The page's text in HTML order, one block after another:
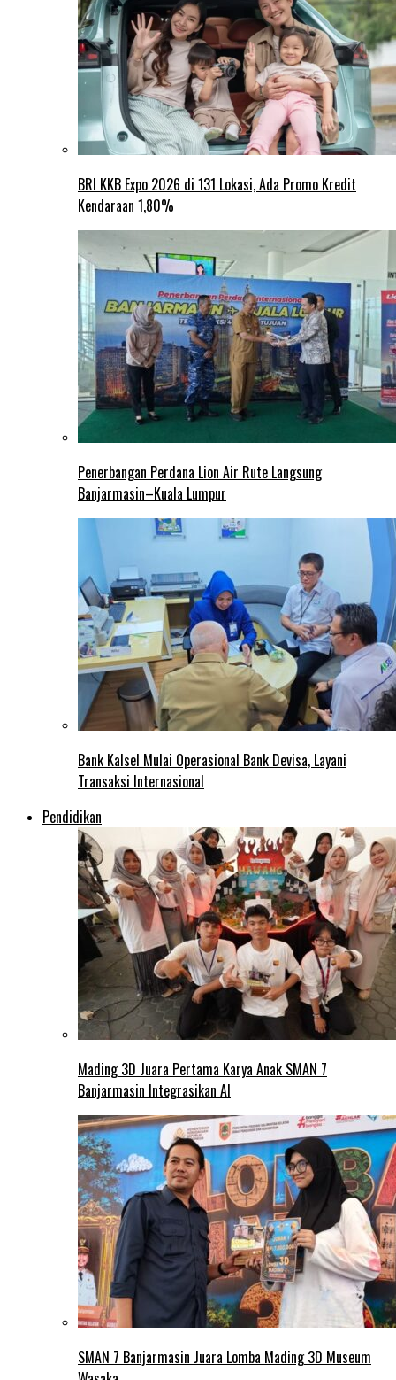
BRI KKB Expo 2026 di 131 Lokasi, Ada Promo Kredit
Kendaraan 1,80%
Penerbangan Perdana Lion Air Rute Langsung
Banjarmasin–Kuala Lumpur
Bank Kalsel Mulai Operasional Bank Devisa, Layani
Transaksi Internasional
Pendidikan
Mading 3D Juara Pertama Karya Anak SMAN 7
Banjarmasin Integrasikan AI
SMAN 7 Banjarmasin Juara Lomba Mading 3D Museum